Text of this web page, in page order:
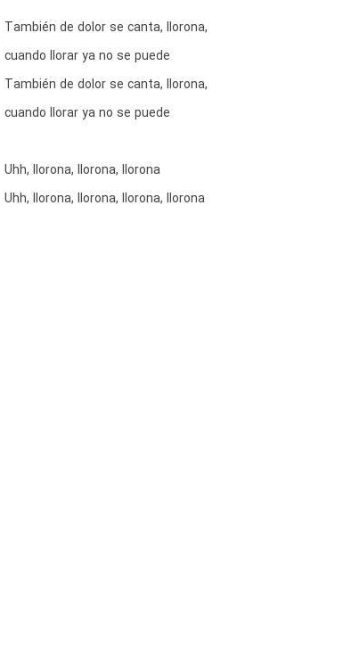
También de dolor se canta, llorona,
cuando llorar ya no se puede
También de dolor se canta, llorona,
cuando llorar ya no se puede
Uhh, llorona, llorona, llorona
Uhh, llorona, llorona, llorona, llorona